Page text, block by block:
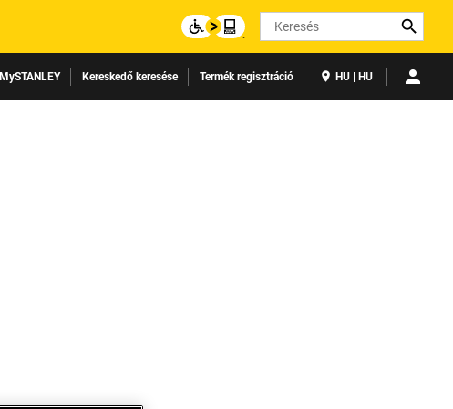
Search
MySTANLEY Kereskedő keresése Termék regisztráció HU | HU